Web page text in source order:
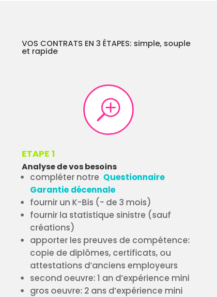
VOS CONTRATS EN 3 ÉTAPES: simple, souple
et rapide
T
ETAPE 1
Analyse de vos besoins
compléter notre Questionnaire
Garantie décennale
fournir un K-Bis (- de 3 mois)
fournir la statistique sinistre (sauf
créations)
apporter les preuves de compétence:
copie de diplômes, certificats, ou
attestations d’anciens employeurs
second oeuvre: 1 an d’expérience mini
gros oeuvre: 2 ans d’expérience mini